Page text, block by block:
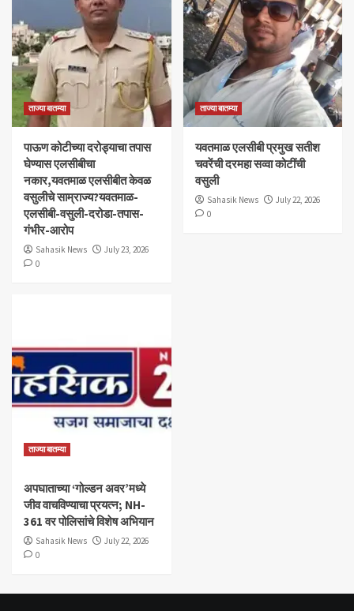
ताज्या बातम्या
पाऊण कोटीच्या दरोड्याचा तपास
घेण्यास एलसीबीचा
नकार,यवतमाळ एलसीबीत केवळ
वसुलीचे साम्राज्य?यवतमाळ-
एलसीबी-वसुली-दरोडा-तपास-
गंभीर-आरोप
Sahasik News
July 23, 2026
0
ताज्या बातम्या
यवतमाळ एलसीबी प्रमुख सतीश
चवरेंची दरमहा सव्वा कोटींची
वसुली
Sahasik News
July 22, 2026
0
ताज्या बातम्या
अपघाताच्या ‘गोल्डन अवर’मध्ये
जीव वाचविण्याचा प्रयत्न; NH-
361 वर पोलिसांचे विशेष अभियान
Sahasik News
July 22, 2026
0